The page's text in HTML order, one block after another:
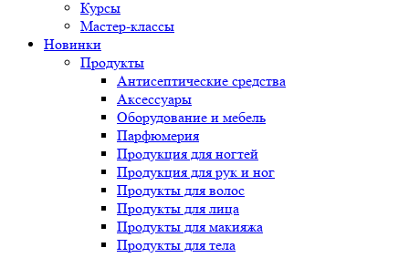
Курсы
Мастер-классы
Новинки
Продукты
Антисептические средства
Аксессуары
Оборудование и мебель
Парфюмерия
Продукция для ногтей
Продукция для рук и ног
Продукты для волос
Продукты для лица
Продукты для макияжа
Продукты для тела